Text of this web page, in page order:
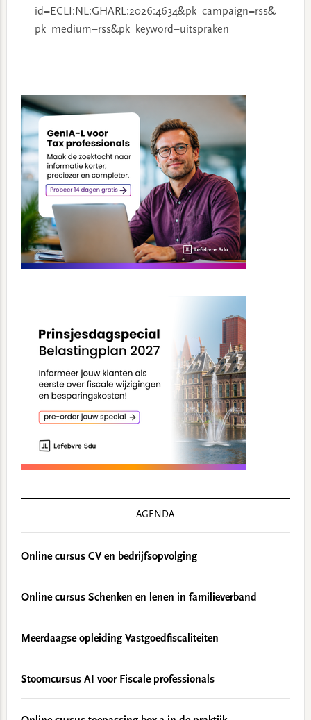
id=ECLI:NL:GHARL:2026:4634&pk_campaign=rss&
pk_medium=rss&pk_keyword=uitspraken
Sidebar
AGENDA
Online cursus CV en bedrijfsopvolging
Online cursus Schenken en lenen in familieverband
Meerdaagse opleiding Vastgoedfiscaliteiten
Stoomcursus AI voor Fiscale professionals